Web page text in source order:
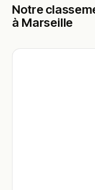
Notre
à Marseille